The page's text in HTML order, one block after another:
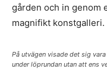
gården och in genom
magnifikt konstgalleri.
På utvägen visade det sig
under löprundan utan att ens